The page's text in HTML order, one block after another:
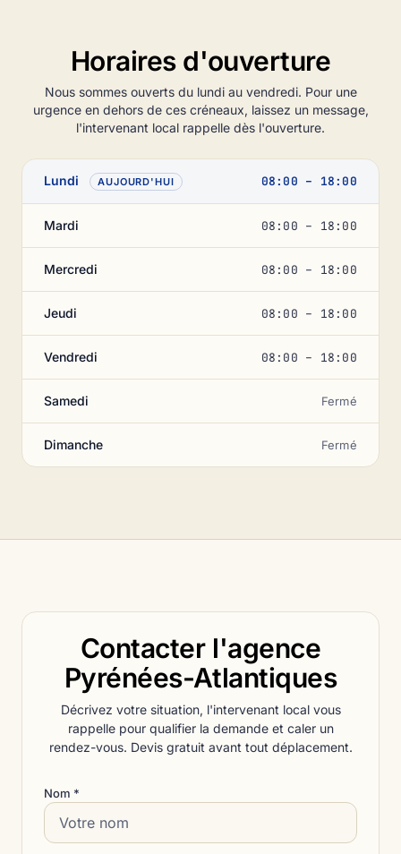
Horaires d'ouverture
Nous sommes ouverts du lundi au vendredi. Pour une
urgence en dehors de ces créneaux, laissez un message,
l'intervenant local rappelle dès l'ouverture.
Lundi AUJOURD'HUI 08:00 – 18:00
Mardi 08:00 – 18:00
Mercredi 08:00 – 18:00
Jeudi 08:00 – 18:00
Vendredi 08:00 – 18:00
Samedi Fermé
Dimanche Fermé
Contacter l'agence
Pyrénées-Atlantiques
Décrivez votre situation, l'intervenant local vous
rappelle pour qualifier la demande et caler un
rendez-vous. Devis gratuit avant tout déplacement.
Nom *